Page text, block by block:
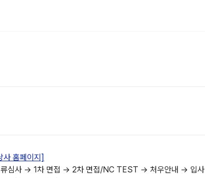
사 홈페이지]
심사 → 1차 면접 → 2차 면접/NC TEST → 처우안내 → 입사